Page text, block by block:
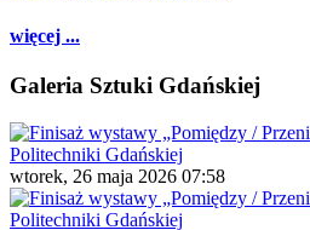
więcej ...
Galeria Sztuki Gdańskiej
wtorek, 26 maja 2026 07:58